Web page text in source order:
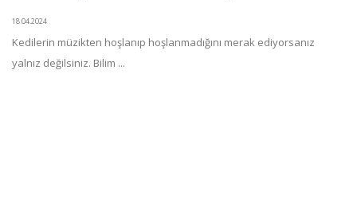
18.04.2024
Kedilerin müzikten hoşlanıp hoşlanmadığını merak ediyorsanız
yalnız değilsiniz. Bilim ...